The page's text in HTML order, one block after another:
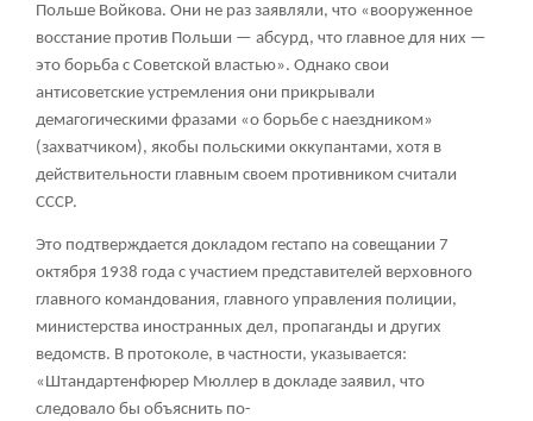
Польше Войкова. Они не раз заявляли, что «вооруженное
восстание против Польши — абсурд, что главное для них —
это борьба с Советской властью». Однако свои
антисоветские устремления они прикрывали
демагогическими фразами «о борьбе с наездником»
(захватчиком), якобы польскими оккупантами, хотя в
действительности главным своем противником считали
СССР.
Это подтверждается докладом гестапо на совещании 7
октября 1938 года с участием представителей верховного
главного командования, главного управления полиции,
министерства иностранных дел, пропаганды и других
ведомств. В протоколе, в частности, указывается:
«Штандартенфюрер Мюллер в докладе заявил, что
следовало бы объяснить по-